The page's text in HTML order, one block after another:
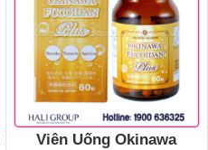
Viên Uống Okinawa